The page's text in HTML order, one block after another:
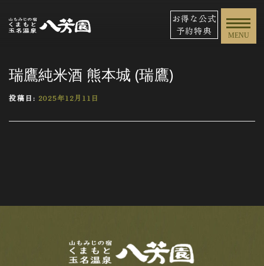
お得な公式
予約特典
MENU
瑞鷹純米酒 熊本城 (瑞鷹)
投稿日: 2025年12月11日